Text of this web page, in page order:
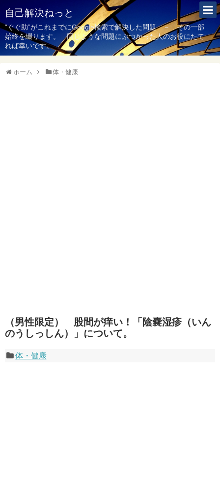
自己解決ねっと
“ぐぐ助”がこれまでにGoogle検索で解決した問題 － その一部
始終を綴ります。 同じような問題にぶつかった人のお役にたて
れば幸いです。
ホーム 体・健康
（男性限定） 股間が痒い！「陰嚢湿疹（いん
のうしっしん）」について。
体・健康